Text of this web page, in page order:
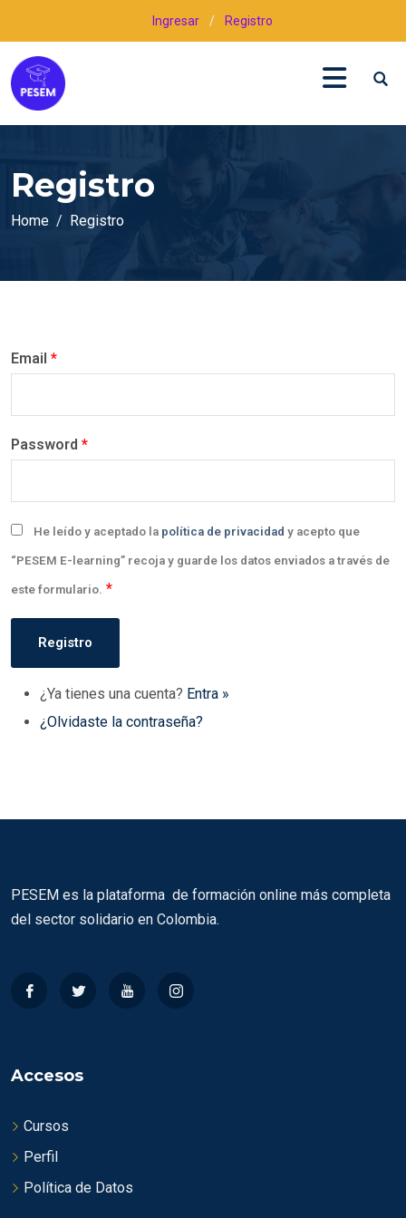
Ingresar / Registro
Registro
Home Registro
Email *
Password *
He leído y aceptado la política de privacidad y acepto que
“PESEM E-learning” recoja y guarde los datos enviados a través de
este formulario. *
¿Ya tienes una cuenta? Entra »
¿Olvidaste la contraseña?
PESEM es la plataforma de formación online más completa
del sector solidario en Colombia.
Accesos
Cursos
Perfil
Política de Datos